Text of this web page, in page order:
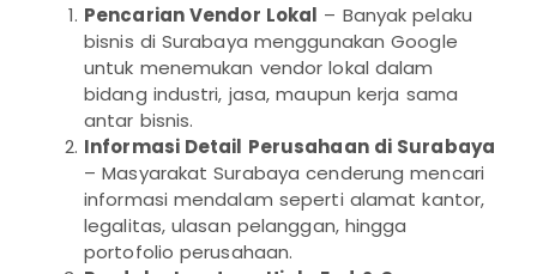
Pencarian Vendor Lokal – Banyak pelaku
bisnis di Surabaya menggunakan Google
untuk menemukan vendor lokal dalam
bidang industri, jasa, maupun kerja sama
antar bisnis.
Informasi Detail Perusahaan di Surabaya
– Masyarakat Surabaya cenderung mencari
informasi mendalam seperti alamat kantor,
legalitas, ulasan pelanggan, hingga
portofolio perusahaan.